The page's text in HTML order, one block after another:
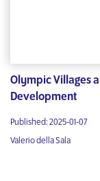
Olympic Villages
Development
Published: 2025-01-07
Valerio della Sala